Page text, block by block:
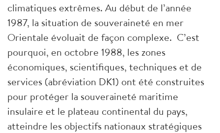
climatiques extrêmes. Au début de l’année
1987, la situation de souveraineté en mer
Orientale évoluait de façon complexe. C’est
pourquoi, en octobre 1988, les zones
économiques, scientifiques, techniques et de
services (abréviation DK1) ont été construites
pour protéger la souveraineté maritime
insulaire et le plateau continental du pays,
atteindre les objectifs nationaux stratégiques